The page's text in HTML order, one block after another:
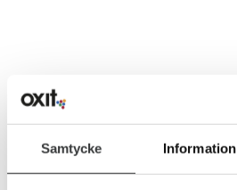
Samtycke Information